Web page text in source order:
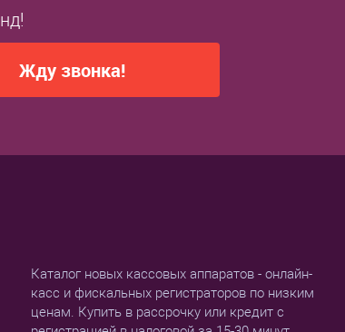
Жду звонка!
Каталог новых кассовых аппаратов - онлайн-
касс и фискальных регистраторов по низким
ценам. Купить в рассрочку или кредит с